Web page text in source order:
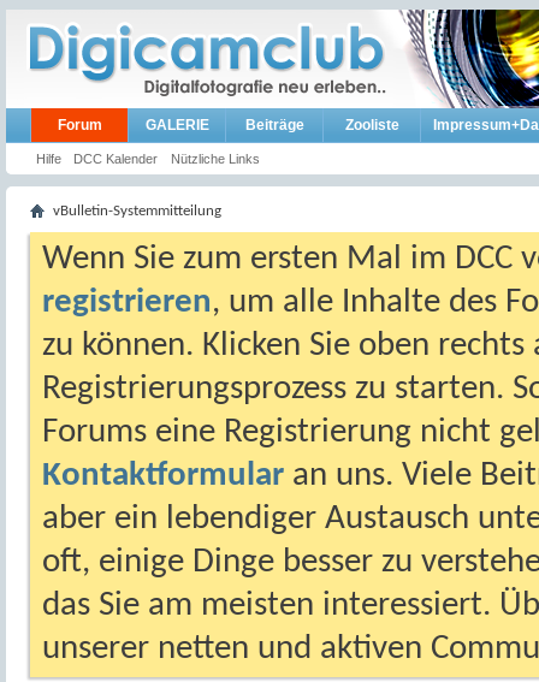
Forum
Hilfe DCC Kalender Nützliche Links
GALERIE Beiträge Zooliste
vBulletin-Systemmitteilung
Wenn Sie zum ersten Mal im DCC
registrieren, um alle Inhalte des
zu können. Klicken Sie oben
Registrierungsprozess zu starten.
Forums eine Registrierung nicht
Kontaktformular an uns. Viele
aber ein lebendiger Austausch
oft, einige Dinge besser zu
das Sie am meisten interessiert.
unserer netten und aktiven